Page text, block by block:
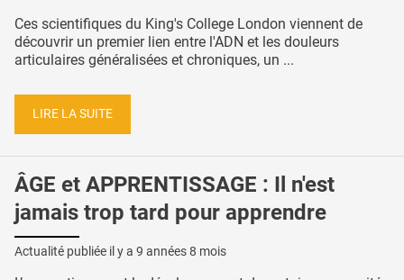
Ces scientifiques du King's College London viennent de
découvrir un premier lien entre l'ADN et les douleurs
articulaires généralisées et chroniques, un ...
LIRE LA SUITE
ÂGE et APPRENTISSAGE : Il n'est
jamais trop tard pour apprendre
Actualité publiée il y a 9 années 8 mois